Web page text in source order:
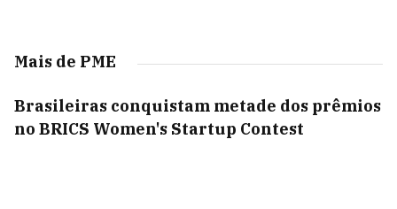
Mais de PME
Brasileiras conquistam metade dos prêmios
no BRICS Women's Startup Contest